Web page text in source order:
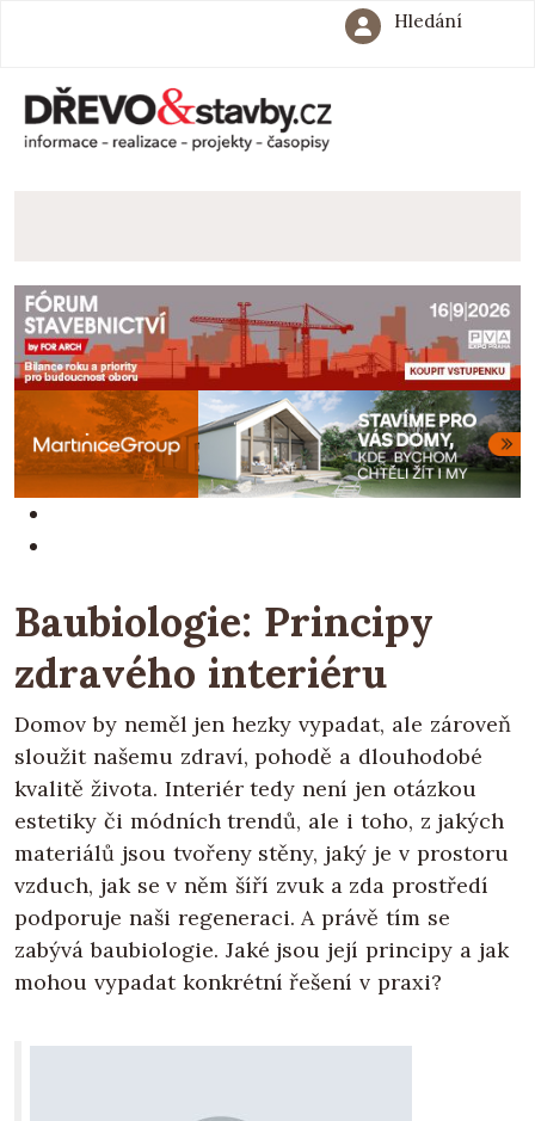
Hledání
Baubiologie: Principy
zdravého interiéru
Domov by neměl jen hezky vypadat, ale zároveň
sloužit našemu zdraví, pohodě a dlouhodobé
kvalitě života. Interiér tedy není jen otázkou
estetiky či módních trendů, ale i toho, z jakých
materiálů jsou tvořeny stěny, jaký je v prostoru
vzduch, jak se v něm šíří zvuk a zda prostředí
podporuje naši regeneraci. A právě tím se
zabývá baubiologie. Jaké jsou její principy a jak
mohou vypadat konkrétní řešení v praxi?